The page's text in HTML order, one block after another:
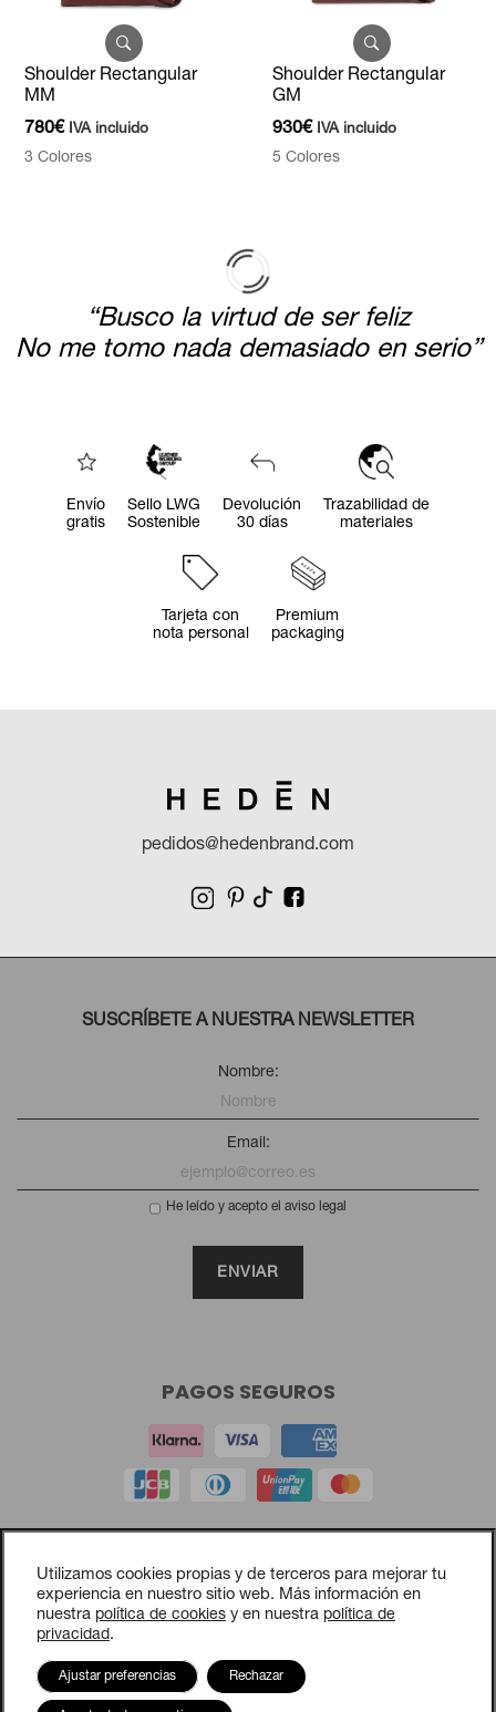
Shoulder Rectangular
MM
780€ IVA incluido
3 Colores
Shoulder Rectangular
GM
930€ IVA incluido
5 Colores
Shoulder Square GM
Tote
1.100
€ IVA incluido
4 Colores
Bucket GM
5 Colores
Drapé Graphic
810€
Drapé Click
“Busco la virtud de ser feliz
No me tomo nada demasiado en serio”
Envío
gratis
Sello LWG
Sostenible
Devolución
30 días
Trazabilidad de
materiales
Tarjeta con
nota personal
Premium
packaging
pedidos@hedenbrand.com
SUSCRÍBETE A NUESTRA NEWSLETTER
Nombre:
Email:
He leído y acepto el aviso legal
PAGOS SEGUROS
Aviso legal
Política de privacidad
Política de cookies
Opciones de cookies
Contacto
Utilizamos cookies propias y de terceros para mejorar tu
experiencia en nuestro sitio web. Más información en
nuestra política de cookies y en nuestra política de
privacidad.
Rechazar
Ajustar preferencias